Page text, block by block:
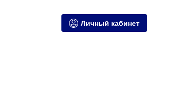
Личный кабинет